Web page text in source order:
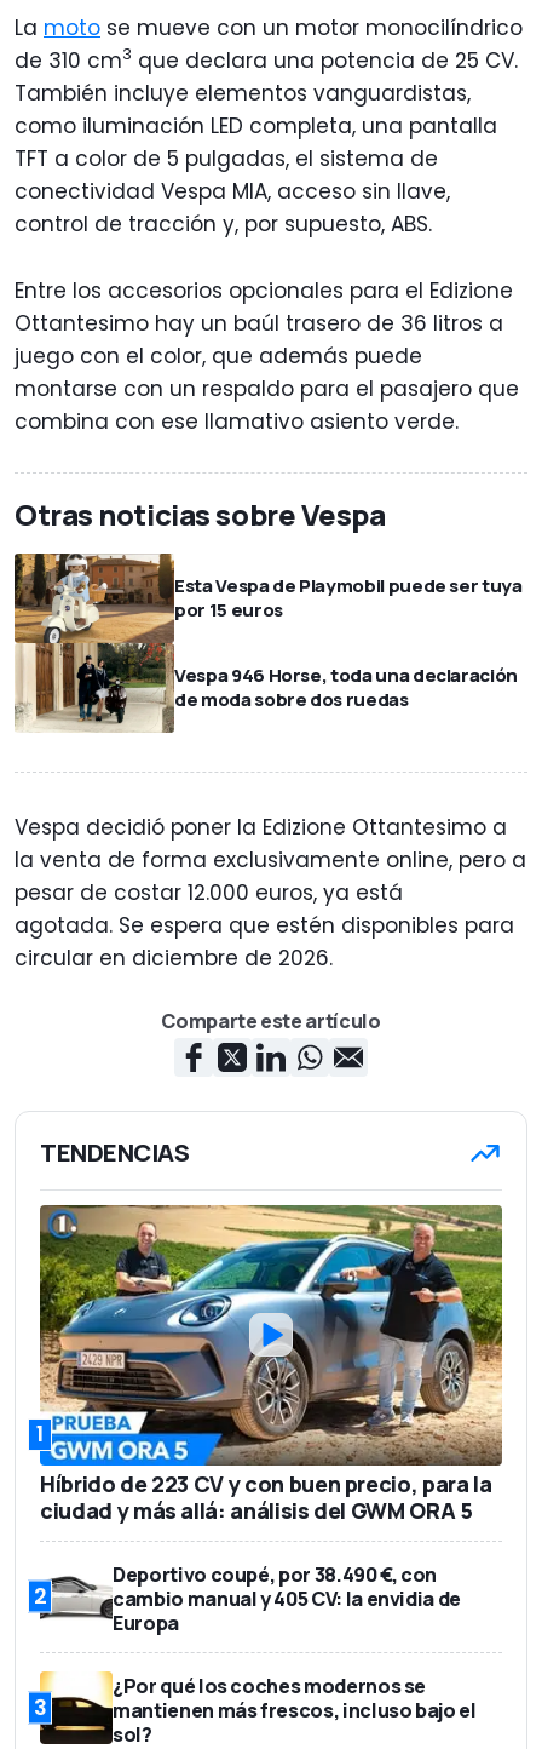
La moto se mueve con un motor monocilíndrico
de 310 cm3 que declara una potencia de 25 CV.
También incluye elementos vanguardistas,
como iluminación LED completa, una pantalla
TFT a color de 5 pulgadas, el sistema de
conectividad Vespa MIA, acceso sin llave,
control de tracción y, por supuesto, ABS.
Entre los accesorios opcionales para el Edizione
Ottantesimo hay un baúl trasero de 36 litros a
juego con el color, que además puede
montarse con un respaldo para el pasajero que
combina con ese llamativo asiento verde.
Otras noticias sobre Vespa
Esta Vespa de Playmobil puede ser tuya
por 15 euros
Vespa 946 Horse, toda una declaración
de moda sobre dos ruedas
Vespa decidió poner la Edizione Ottantesimo a
la venta de forma exclusivamente online, pero a
pesar de costar 12.000 euros, ya está
agotada. Se espera que estén disponibles para
circular en diciembre de 2026.
Comparte este artículo
TENDENCIAS
1
Híbrido de 223 CV y con buen precio, para la
ciudad y más allá: análisis del GWM ORA 5
2
Deportivo coupé, por 38.490 €, con
cambio manual y 405 CV: la envidia de
Europa
3
¿Por qué los coches modernos se
mantienen más frescos, incluso bajo el
sol?